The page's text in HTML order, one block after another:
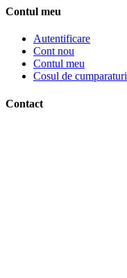
Contul meu
Autentificare
Cont nou
Contul meu
Cosul de cumparaturi
Contact